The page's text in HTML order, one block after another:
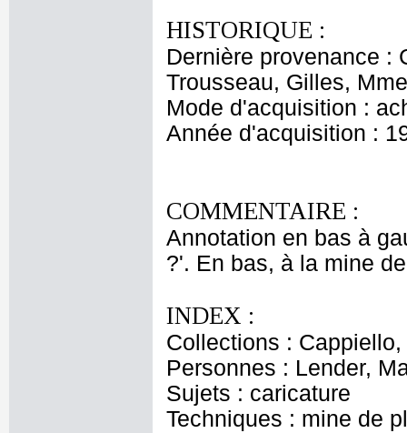
HISTORIQUE :
Dernière provenance :
Trousseau, Gilles,
Mode d'acquisition :
Année d'acquisition :
COMMENTAIRE :
Annotation en bas à
?'. En bas, à la mine
INDEX :
Collections :
Personnes : Lender,
Sujets : caricature
Techniques : mine de